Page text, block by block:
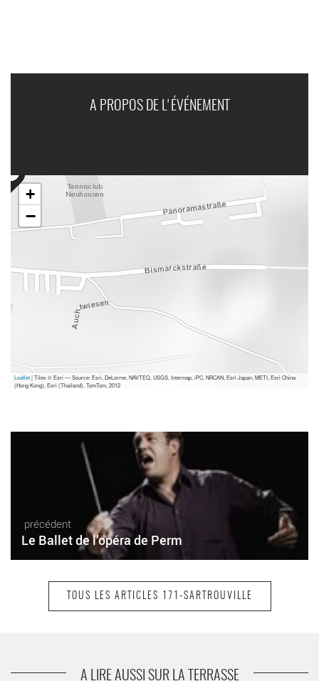
A PROPOS DE L'ÉVÉNEMENT
+
−
Leaflet| Tiles © Esri — Source: Esri, DeLorme, NAVTEQ, USGS, Intermap, iPC, NRCAN, Esri Japan, METI, Esri China
(Hong Kong), Esri (Thailand), TomTom, 2012
précédent
Le Ballet de l’opéra de Perm
opéra de Monteverdi
TOUS LES ARTICLES 171-SARTROUVILLE
A LIRE AUSSI SUR LA TERRASSE